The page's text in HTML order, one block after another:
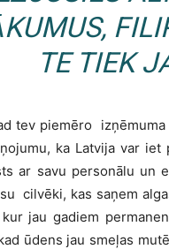
TE TIEK
tev piemēro
ka Latvija var
ar savu personālu un
cilvēki, kas saņem
jau gadiem
ūdens jau smeļas